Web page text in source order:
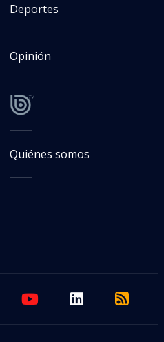
Deportes
Opinión
Quiénes somos